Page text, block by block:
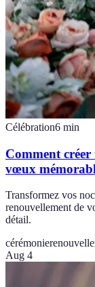
Célébration6 min
Comment créer
vœux
Transformez vos
renouvellement de
détail.
cérémonie
Aug 4